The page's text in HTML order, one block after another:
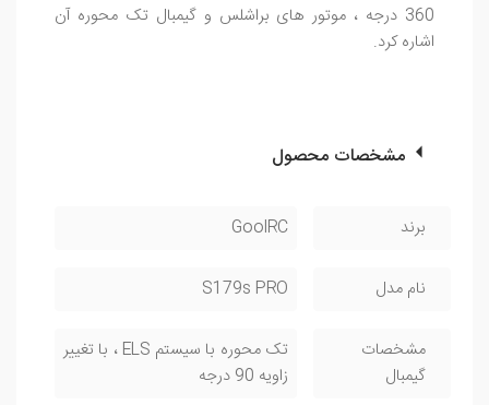
360 درجه ، موتور های براشلس و گیمبال تک محوره آن
اشاره کرد.
مشخصات محصول
برند GoolRC
نام مدل S179s PRO
مشخصات
گیمبال
تک محوره با سیستم ELS ، با تغییر
زاویه 90 درجه